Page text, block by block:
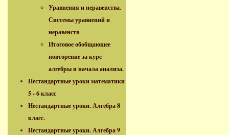
Уравнения и неравенства.
Системы уравнений и
неравенств
Итоговое обобщающее
повторение за курс
алгебры и начала анализа.
Нестандартные уроки математики
5 - 6 класс
Нестандартные уроки. Алгебра 8
класс.
Нестандартные уроки. Алгебра 9